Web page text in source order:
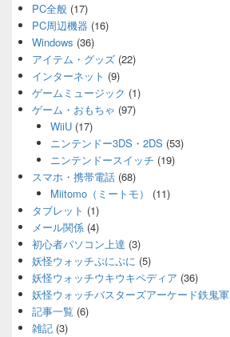
PC全般 (17)
PC周辺機器 (16)
Windows (36)
アイテム・グッズ (22)
インターネット (9)
ゲームミュージック (1)
ゲーム・おもちゃ (97)
WiiU(17)
ニンテンドー3DS・2DS (53)
ニンテンドースイッチ (19)
スマホ・携帯電話 (68)
Miitomo（ミートモ）
(11)
タブレット (1)
メール関係 (4)
初心者パソコン上達 (3)
妖怪ウォッチぷにぷに (5)
妖怪ウォッチウキウキペディア (36)
妖怪ウォッチバスターズアーケード鉄鬼軍
記事一覧 (6)
雑記 (3)